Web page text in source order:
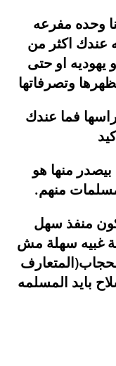
وحده مفرعه
عندك اكثر من
يهوديه او حتى
وتصرفاتها
فما عندك
منها هو
منهم.
منفذ سهل
أمة غبيه سهلة مش
جاب(المتعارف
بايد المسلمه